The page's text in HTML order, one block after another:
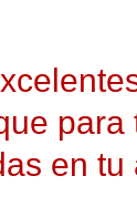
para
en tu